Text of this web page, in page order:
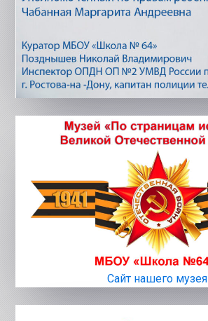
Сайт нашего музея